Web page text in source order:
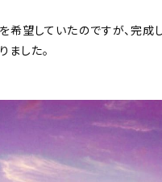
希望していたのですが、完成
ました。